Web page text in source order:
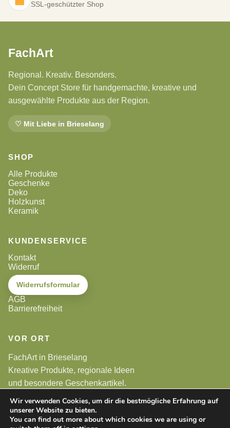
SSL-geschützter Shop
FachArt
Regional. Kreativ. Besonders.
Dein Concept Store für handgemachte, kreative und
ausgewählte Produkte aus der Region.
♡ Mit Liebe in Brieselang
SHOP
Alle Produkte
Geschenke
Deko
Holzkunst
Keramik
KUNDENSERVICE
Kontakt
Widerruf
Widerrufsformular
AGB
Barrierefreiheit
VOR ORT
FachArt in Brieselang
Kreative Produkte, regionale Ideen
und besondere Geschenkartikel.
Alle Preise sind Endpreise. Gemäß §19 UStG wird keine
Umsatzsteuer berechnet.
Wir verwenden Cookies, um dir die bestmögliche Erfahrung auf
unserer Website zu bieten.
You can find out more about which cookies we are using or